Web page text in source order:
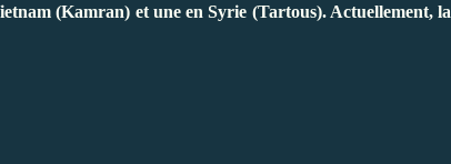
(Kamran) et une en Syrie (Tartous). Actuellement, la